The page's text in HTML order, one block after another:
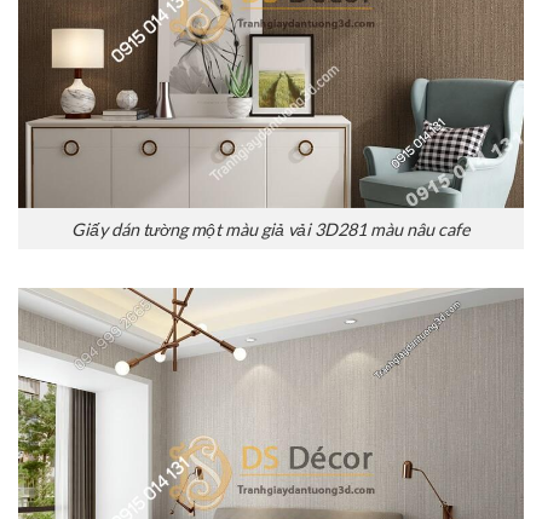
Giấy dán tường một màu giả vải 3D281 màu nâu cafe